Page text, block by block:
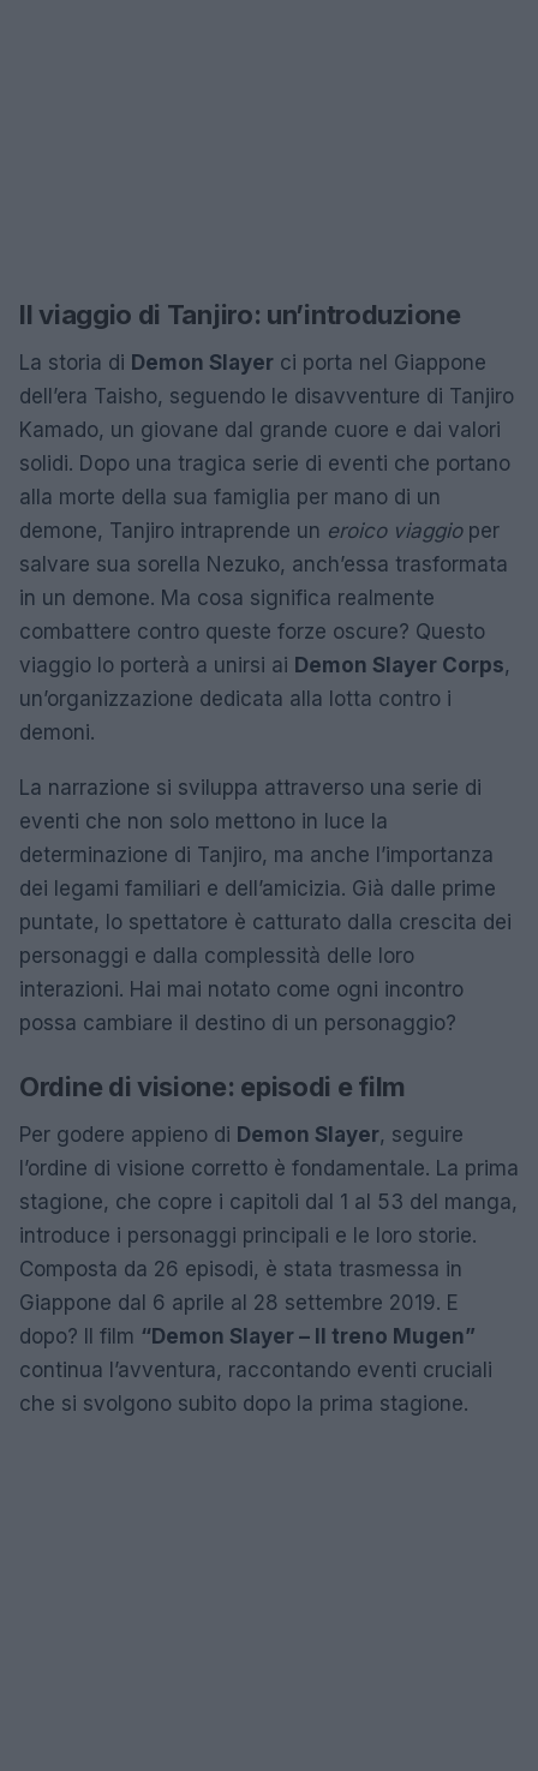
Il viaggio di Tanjiro: un’introduzione
La storia di Demon Slayer ci porta nel Giappone
dell’era Taisho, seguendo le disavventure di Tanjiro
Kamado, un giovane dal grande cuore e dai valori
solidi. Dopo una tragica serie di eventi che portano
alla morte della sua famiglia per mano di un
demone, Tanjiro intraprende un eroico viaggioper
salvare sua sorella Nezuko, anch’essa trasformata
in un demone. Ma cosa significa realmente
combattere contro queste forze oscure? Questo
viaggio lo porterà a unirsi ai Demon Slayer Corps,
un’organizzazione dedicata alla lotta contro i
demoni.
La narrazione si sviluppa attraverso una serie di
eventi che non solo mettono in luce la
determinazione di Tanjiro, ma anche l’importanza
dei legami familiari e dell’amicizia. Già dalle prime
puntate, lo spettatore è catturato dalla crescita dei
personaggi e dalla complessità delle loro
interazioni. Hai mai notato come ogni incontro
possa cambiare il destino di un personaggio?
Ordine di visione: episodi e film
Per godere appieno di Demon Slayer, seguire
l’ordine di visione corretto è fondamentale. La prima
stagione, che copre i capitoli dal 1 al 53 del manga,
introduce i personaggi principali e le loro storie.
Composta da 26 episodi, è stata trasmessa in
Giappone dal 6 aprile al 28 settembre 2019. E
dopo? Il film “Demon Slayer – Il treno Mugen”
continua l’avventura, raccontando eventi cruciali
che si svolgono subito dopo la prima stagione.